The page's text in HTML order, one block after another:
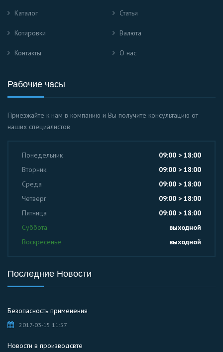
Каталог Статьи
Котировки Валюта
Контакты О нас
Рабочие часы
Приезжайте к нам в компанию и Вы получите консультацию от
наших специалистов
Понедельник
09:00 > 18:00
Вторник
09:00 > 18:00
Среда
09:00 > 18:00
Четверг
09:00 > 18:00
Пятница
09:00 > 18:00
Суббота
выходной
Воскресенье
выходной
Последние Новости
Безопасность применения
2017-03-15 11:57
Новости в производсвте